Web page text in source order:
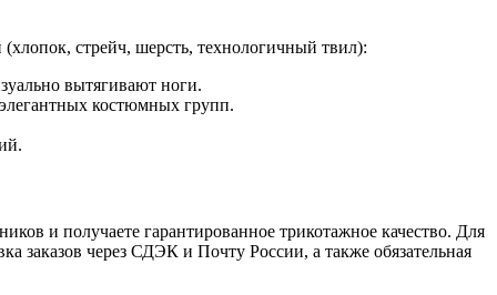
стрейч, шерсть, технологичный твил):
вытягивают ноги.
костюмных групп.
и получаете гарантированное трикотажное качество. Для
заказов через СДЭК и Почту России, а также обязательная